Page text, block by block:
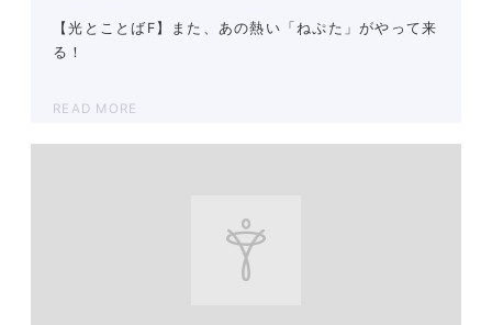
【光とことばF】また、あの熱い「ねぷた」がやって来
る！
READ MORE